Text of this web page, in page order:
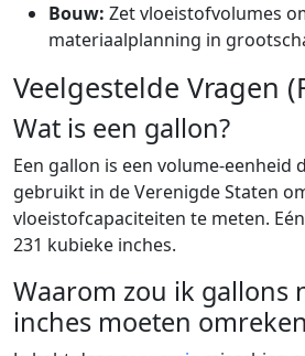
Bouw: Zet vloeistofvolumes
materiaalplanning in
Veelgestelde Vragen
Wat is een gallon?
Een gallon is een volume-eenheid
gebruikt in de Verenigde Staten
vloeistofcapaciteiten te meten.
231 kubieke inches.
Waarom zou ik gallons
inches moeten